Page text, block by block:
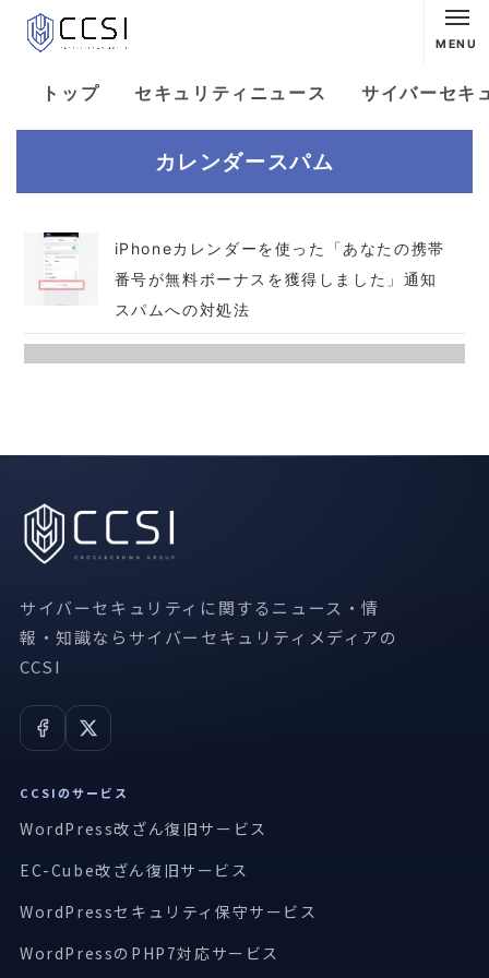
MENU
トップ セキュリティニュース サイバーセキ
カレンダースパム
iPhoneカレンダーを使った「あなたの携帯
番号が無料ボーナスを獲得しました」通知
スパムへの対処法
サイバーセキュリティに関するニュース・情
報・知識ならサイバーセキュリティメディアの
CCSI
CCSIのサービス
WordPress改ざん復旧サービス
EC-Cube改ざん復旧サービス
WordPressセキュリティ保守サービス
WordPressのPHP7対応サービス